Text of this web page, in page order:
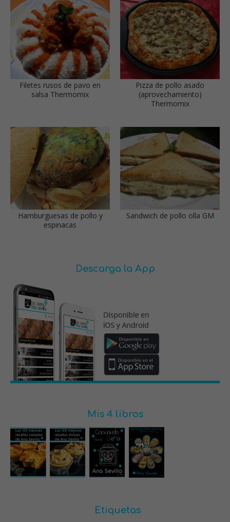
Filetes rusos de pavo en
salsa Thermomix
Pizza de pollo asado
(aprovechamiento)
Thermomix
Hamburguesas de pollo y
espinacas
Sandwich de pollo olla GM
Descarga la App
Mis 4 libros
Etiquetas